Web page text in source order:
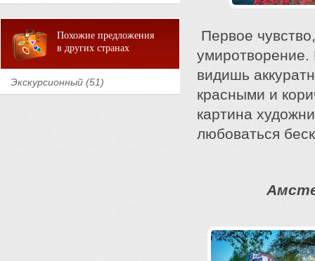
Похожие предложения
в других странах
Экскурсионный (51)
Первое
умиротворение.
видишь
красными и
картина
любоваться